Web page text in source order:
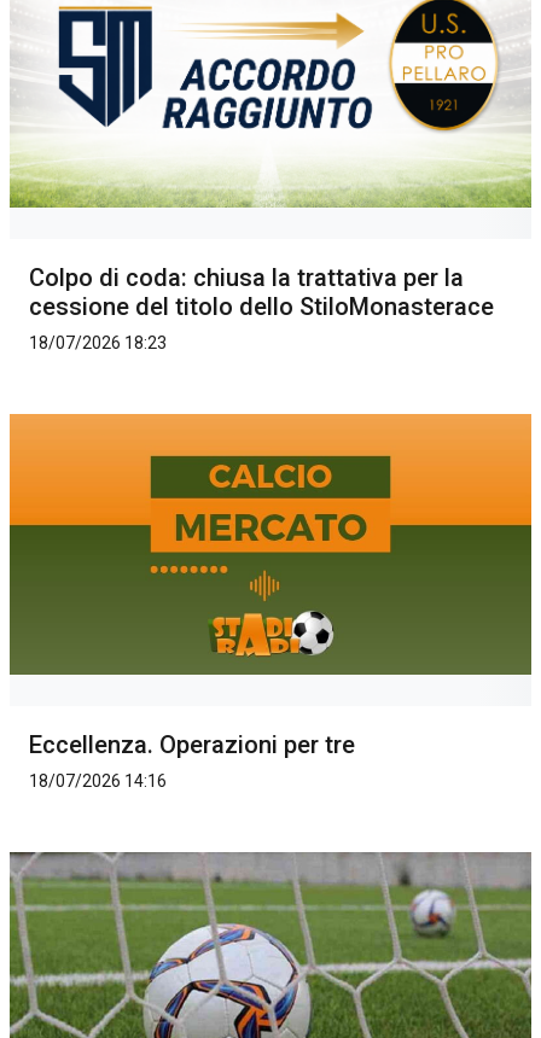
Colpo di coda: chiusa la trattativa per la
cessione del titolo dello StiloMonasterace
18/07/2026 18:23
Eccellenza. Operazioni per tre
18/07/2026 14:16